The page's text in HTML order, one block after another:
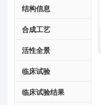
结构信息
合成工艺
活性全景
临床试验
临床试验结果